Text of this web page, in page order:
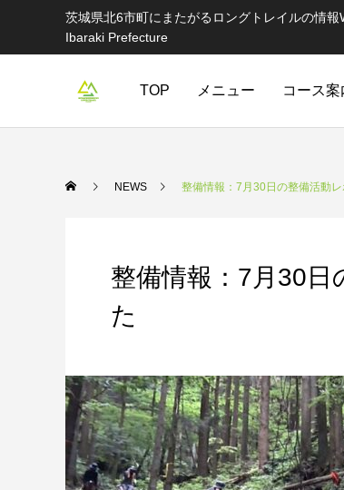
茨城県北6市町にまたがるロングトレイルの情
Ibaraki Prefecture
TOP メニュー コース案
NEWS 整備情報：7月30日の整備活動
整備情報：7月30日
た